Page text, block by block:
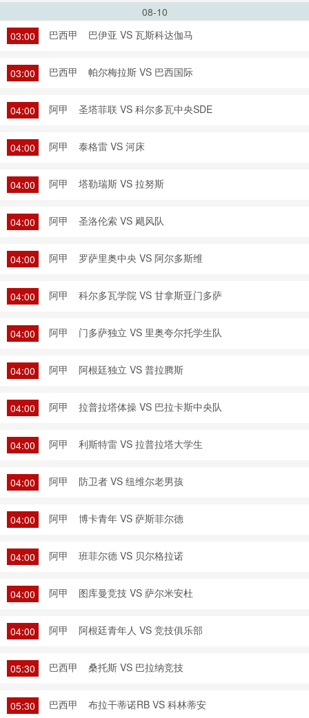
08-10
03:00
巴西甲 巴伊亚 VS 瓦斯科达伽马
03:00 巴西甲 帕尔梅拉斯 VS 巴西国际
04:00 阿甲 圣塔菲联 VS 科尔多瓦中央SDE
04:00 阿甲 泰格雷 VS 河床
04:00 阿甲 塔勒瑞斯 VS 拉努斯
04:00 阿甲 圣洛伦索 VS 飓风队
04:00 阿甲 罗萨里奥中央 VS 阿尔多斯维
04:00 阿甲 科尔多瓦学院 VS 甘拿斯亚门多萨
04:00 阿甲 门多萨独立 VS 里奥夸尔托学生队
04:00 阿甲 阿根廷独立 VS 普拉腾斯
04:00 阿甲 拉普拉塔体操 VS 巴拉卡斯中央队
04:00 阿甲 利斯特雷 VS 拉普拉塔大学生
04:00 阿甲 防卫者 VS 纽维尔老男孩
04:00 阿甲 博卡青年 VS 萨斯菲尔德
04:00 阿甲 班菲尔德 VS 贝尔格拉诺
04:00 阿甲 图库曼竞技 VS 萨尔米安杜
04:00 阿甲 阿根廷青年人 VS 竞技俱乐部
05:30 巴西甲 桑托斯 VS 巴拉纳竞技
05:30 巴西甲 布拉干蒂诺RB VS 科林蒂安